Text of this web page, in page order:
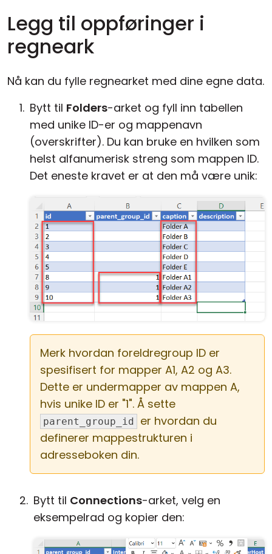
Legg til oppføringer i
regneark
Nå kan du fylle regnearket med dine egne data.
Bytt til Folders-arket og fyll inn tabellen
med unike ID-er og mappenavn
(overskrifter). Du kan bruke en hvilken som
helst alfanumerisk streng som mappen ID.
Det eneste kravet er at den må være unik:
Merk hvordan foreldregroup ID er
spesifisert for mapper A1, A2 og A3.
Dette er undermapper av mappen A,
hvis unike ID er "1". Å sette
parent_group_id
er hvordan du
definerer mappestrukturen i
adresseboken din.
Bytt til Connections-arket, velg en
eksempelrad og kopier den: